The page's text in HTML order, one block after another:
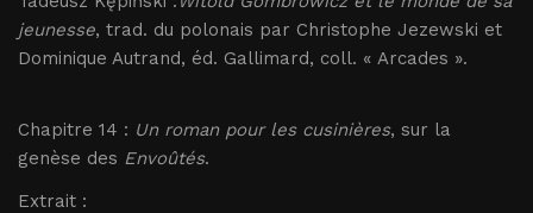
jeunesse, trad. du polonais par Christophe Jezewski et
Dominique Autrand, éd. Gallimard, coll. « Arcades ».
Chapitre 14 : Un roman pour les cusinières, sur la
genèse des Envoûtés.
Extrait :